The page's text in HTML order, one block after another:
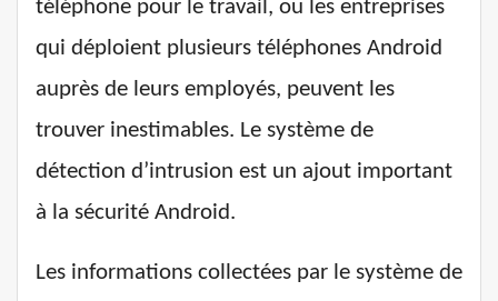
téléphone pour le travail, ou les entreprises
qui déploient plusieurs téléphones Android
auprès de leurs employés, peuvent les
trouver inestimables. Le système de
détection d’intrusion est un ajout important
à la sécurité Android.
Les informations collectées par le système de